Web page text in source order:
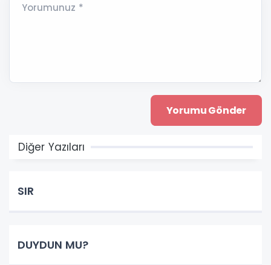
Yorumunuz *
Diğer Yazıları
SIR
DUYDUN MU?